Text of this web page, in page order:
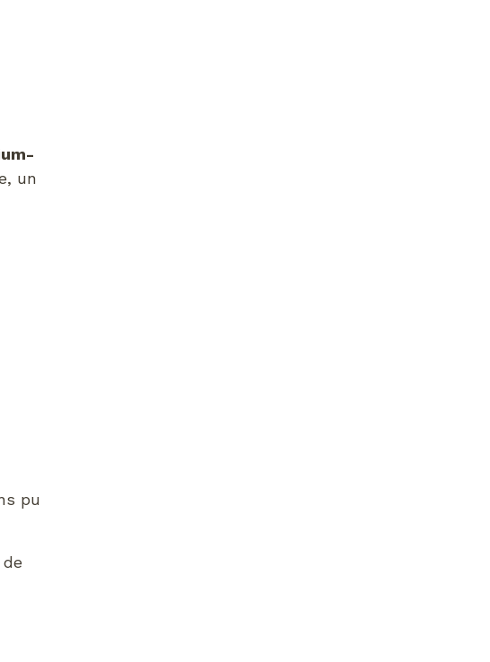
un
pu